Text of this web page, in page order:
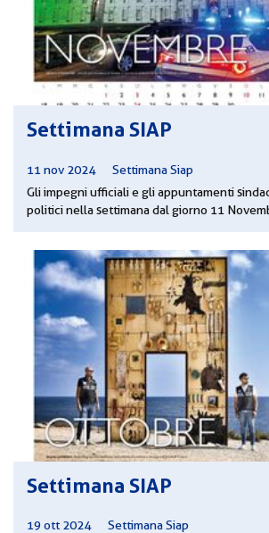
PREVIDENZA
CONVENZIONI
AREA
DIRIGENZIALE
COMUNICATI
CIRCOLARI
CORSI
MOBILITÀ
PERSONALE
Settimana SIAP
11 nov 2024
Settimana Siap
Gli impegni ufficiali e gli appuntamenti
politici nella settimana dal giorno 11
Settimana SIAP
19 ott 2024
Settimana Siap